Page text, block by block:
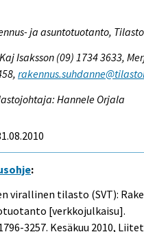
ja asuntotuotanto,
Isaksson (09) 1734 3633,
Hannele Orjala
:
virallinen tilasto (SVT):
[verkkojulkaisu].
3257. Kesäkuu 2010,